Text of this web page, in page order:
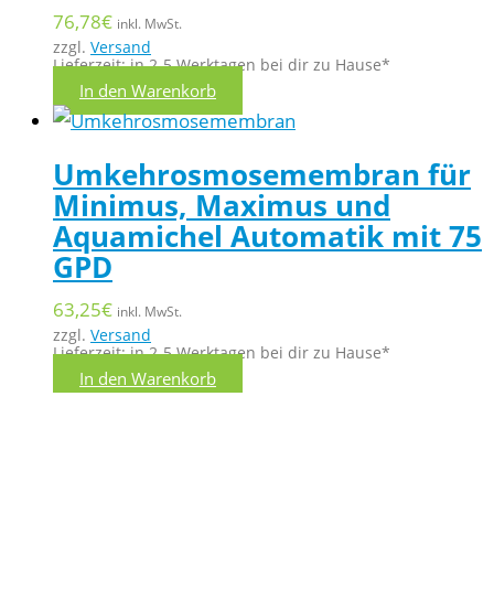
76,78€ inkl. MwSt.
zzgl. Versand
Lieferzeit: in 2-5 Werktagen bei dir zu Hause*
In den Warenkorb
Umkehrosmosemembran für
Minimus, Maximus und
Aquamichel Automatik mit 75
GPD
63,25€ inkl. MwSt.
zzgl. Versand
Lieferzeit: in 2-5 Werktagen bei dir zu Hause*
In den Warenkorb